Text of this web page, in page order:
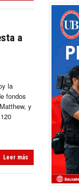
a
la
fondos
y
Leer más